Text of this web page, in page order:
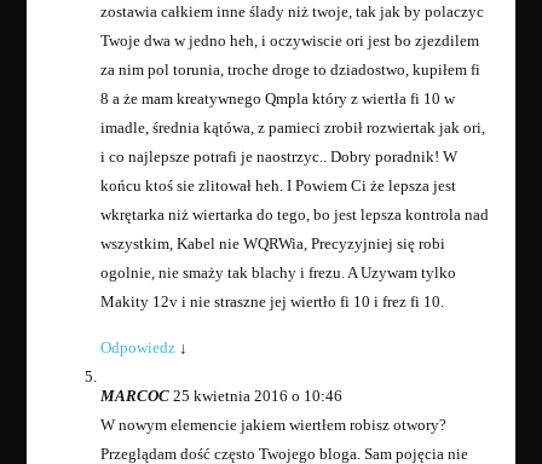
zostawia całkiem inne ślady niż twoje, tak jak by polaczyc
Twoje dwa w jedno heh, i oczywiscie ori jest bo zjezdilem
za nim pol torunia, troche droge to dziadostwo, kupiłem fi
8 a że mam kreatywnego Qmpla który z wiertła fi 10 w
imadle, średnia kątówa, z pamieci zrobił rozwiertak jak ori,
i co najlepsze potrafi je naostrzyc.. Dobry poradnik! W
końcu ktoś sie zlitował heh. I Powiem Ci że lepsza jest
wkrętarka niż wiertarka do tego, bo jest lepsza kontrola nad
wszystkim, Kabel nie WQRWia, Precyzyjniej się robi
ogolnie, nie smaży tak blachy i frezu. A Uzywam tylko
Makity 12v i nie straszne jej wiertło fi 10 i frez fi 10.
Odpowiedz ↓
MARCOC 25 kwietnia 2016 o 10:46
W nowym elemencie jakiem wiertłem robisz otwory?
Przeglądam dość często Twojego bloga. Sam pojęcia nie